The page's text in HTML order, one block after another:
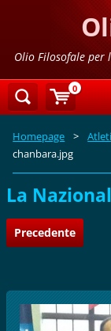
Olio Filosofale per
Homepage >
chanbara.jpg
La
Precedente
0